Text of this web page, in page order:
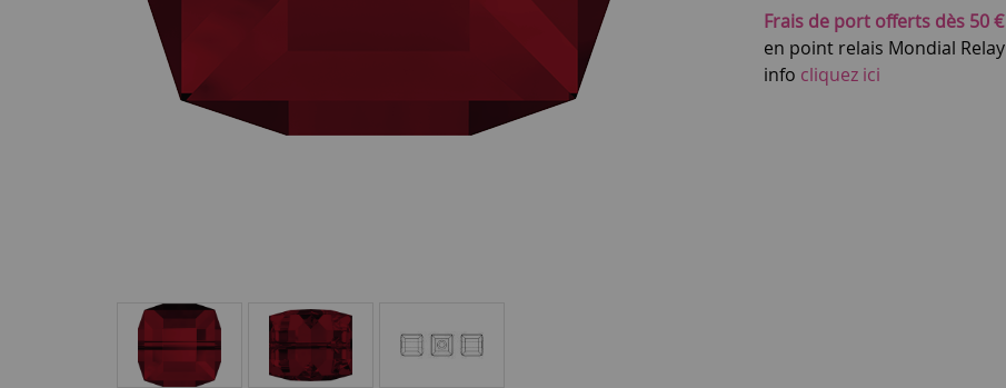
Frais de port offerts dès 50 €
en point relais Mondial Relay
info cliquez ici